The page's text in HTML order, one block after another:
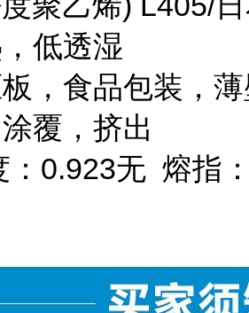
低透湿
，食品包装，
覆，挤出
0.923无 熔指